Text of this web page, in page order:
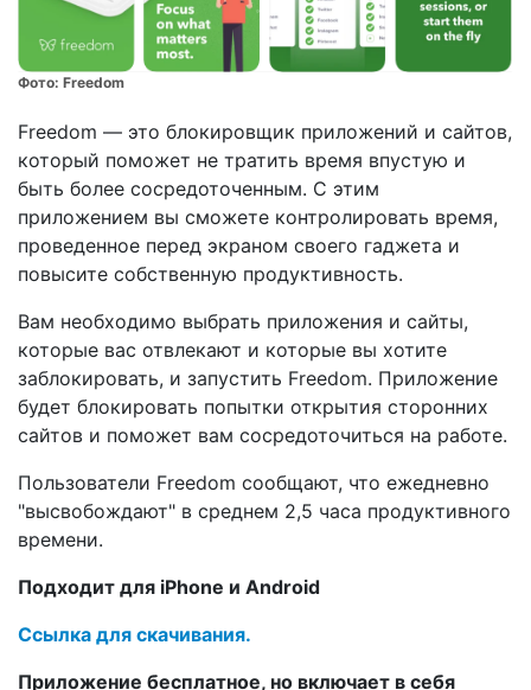
Фото: Freedom
Freedom — это блокировщик приложений и сайтов,
который поможет не тратить время впустую и
быть более сосредоточенным. С этим
приложением вы сможете контролировать время,
проведенное перед экраном своего гаджета и
повысите собственную продуктивность.
Вам необходимо выбрать приложения и сайты,
которые вас отвлекают и которые вы хотите
заблокировать, и запустить Freedom. Приложение
будет блокировать попытки открытия сторонних
сайтов и поможет вам сосредоточиться на работе.
Пользователи Freedom сообщают, что ежедневно
"высвобождают" в среднем 2,5 часа продуктивного
времени.
Подходит для iPhone и Android
Ссылка для скачивания.
Приложение бесплатное, но включает в себя